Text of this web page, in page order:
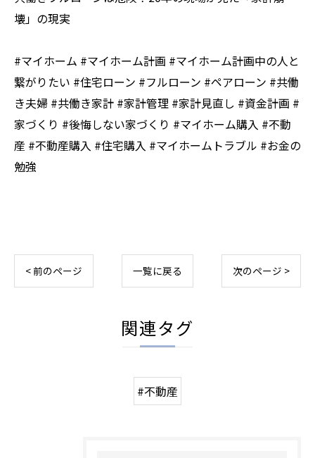
壊」の現実
#マイホーム #マイホーム計画 #マイホーム計画中の人と
繋がりたい #住宅ローン #フルローン #ペアローン #共働
き夫婦 #共働き家計 #家計管理 #家計見直し #資金計画 #
家づくり #後悔しない家づくり #マイホーム購入 #不動
産 #不動産購入 #住宅購入 #マイホームトラブル #お金の
勉強
< 前のページ 一覧に戻る 次のページ >
関連タグ
#不動産